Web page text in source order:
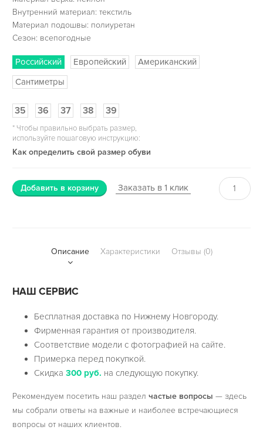
Внутренний материал: текстиль
Материал подошвы: полиуретан
Сезон: всепогодные
Российский Европейский
Американский
Сантиметры
35 36 37 38 39
*Чтобы правильно выбрать размер,
используйте пошаговую инструкцию:
Как определить свой размер обуви
Добавить в корзину Заказать в 1 клик
Описание Характеристики Отзывы (0)
НАШ СЕРВИС
Бесплатная доставка по Нижнему Новгороду.
Фирменная гарантия от производителя.
Соответствие модели с фотографией на сайте.
Примерка перед покупкой.
Скидка300 руб. на следующую покупку.
Рекомендуем посетить наш раздел частые вопросы — здесь
мы собрали ответы на важные и наиболее встречающиеся
вопросы от наших клиентов.